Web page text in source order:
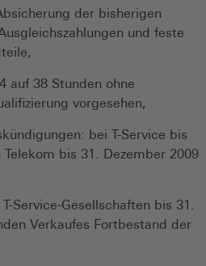
der bisherigen
und feste
auf 38 Stunden ohne
vorgesehen,
bei T-Service bis
bis 31. Dezember 2009
Service-Gesellschaften bis 31.
Verkaufes Fortbestand der